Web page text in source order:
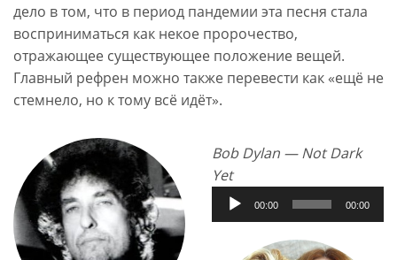
дело в том, что в период пандемии эта песня стала
восприниматься как некое пророчество,
отражающее существующее положение вещей.
Главный рефрен можно также перевести как «ещё не
стемнело, но к тому всё идёт».
Bob Dylan — Not Dark
Yet
Аудиоплеер
00:00 00:00